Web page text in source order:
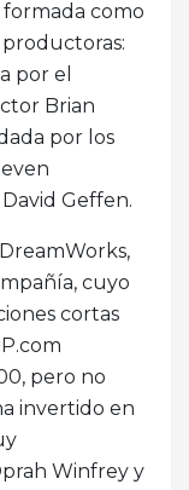
como
por el
Brian
por los
Geffen.
cuyo
cortas
pero no
invertido en
Winfrey y